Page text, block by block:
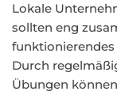
Lokale
sollten eng
Durch
Übungen